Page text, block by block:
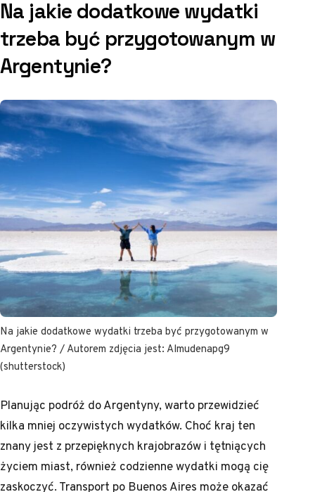
Na jakie dodatkowe wydatki
trzeba być przygotowanym w
Argentynie?
Na jakie dodatkowe wydatki trzeba być przygotowanym w
Argentynie? / Autorem zdjęcia jest: Almudenapg9
(shutterstock)
Planując podróż do Argentyny, warto przewidzieć
kilka mniej oczywistych wydatków. Choć kraj ten
znany jest z przepięknych krajobrazów i tętniących
życiem miast, również codzienne wydatki mogą cię
zaskoczyć. Transport po Buenos Aires może okazać